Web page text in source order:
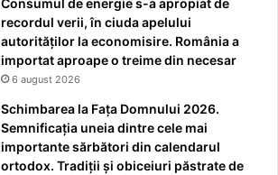
Consumul de energie s-a apropiat de
recordul verii, în ciuda apelului
autorităților la economisire. România a
importat aproape o treime din necesar
6 august 2026
Schimbarea la Fața Domnului 2026.
Semnificația uneia dintre cele mai
importante sărbători din calendarul
ortodox. Tradiții și obiceiuri păstrate de